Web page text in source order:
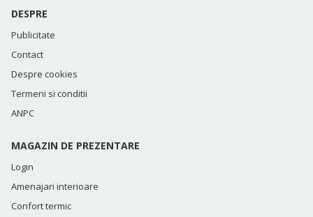
DESPRE
Publicitate
Contact
Despre cookies
Termeni si conditii
ANPC
MAGAZIN DE PREZENTARE
Login
Amenajari interioare
Confort termic